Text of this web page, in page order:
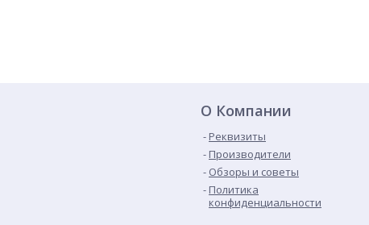
О Компании
Реквизиты
Производители
Обзоры и советы
Политика
конфиденциальности